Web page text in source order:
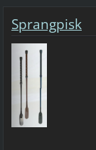
Sprangpisk